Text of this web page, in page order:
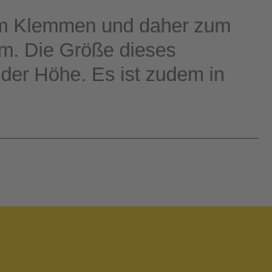
Klemmen und daher zum
Die Größe dieses
Höhe. Es ist zudem in